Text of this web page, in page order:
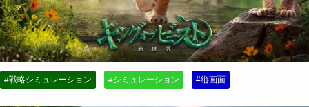
#戦略シミュレーション #シミュレーション #縦画面